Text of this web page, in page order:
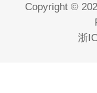
Copyright ©
浙